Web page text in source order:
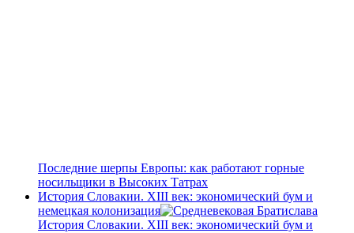
Последние шерпы Европы: как работают горные
носильщики в Высоких Татрах
История Словакии. XIII век: экономический бум и
немецкая колонизация
История Словакии. XIII век: экономический бум и